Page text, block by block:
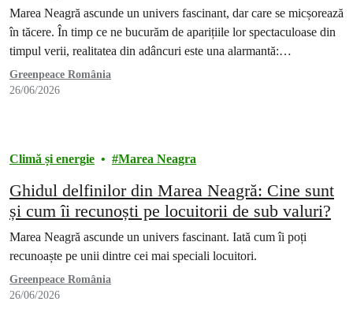
Marea Neagră ascunde un univers fascinant, dar care se micșorează
în tăcere. În timp ce ne bucurăm de aparițiile lor spectaculoase din
timpul verii, realitatea din adâncuri este una alarmantă:…
Greenpeace România
26/06/2026
Climă și energie Marea Neagra
Ghidul delfinilor din Marea Neagră: Cine sunt
și cum îi recunoști pe locuitorii de sub valuri?
Marea Neagră ascunde un univers fascinant. Iată cum îi poți
recunoaște pe unii dintre cei mai speciali locuitori.
Greenpeace România
26/06/2026